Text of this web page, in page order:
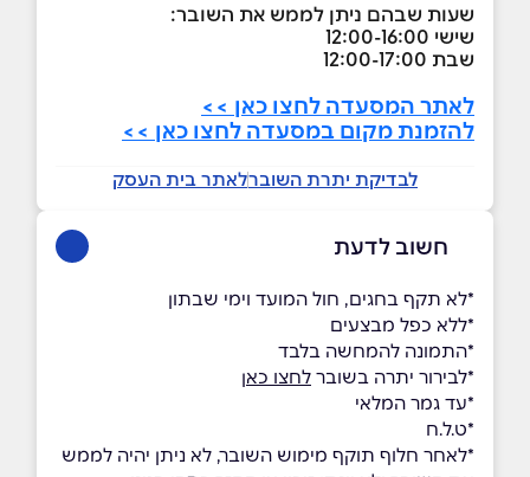
שעות שבהם ניתן לממש את השובר:
שישי 12:00-16:00
שבת 12:00-17:00
לאתר המסעדה לחצו כאן >>
להזמנת מקום במסעדה לחצו כאן >>
לבדיקת יתרת השוברלאתר בית העסק
חשוב לדעת
*לא תקף בחגים, חול המועד וימי שבתון
*ללא כפל מבצעים
*התמונה להמחשה בלבד
*לבירור יתרה בשובר לחצו כאן
*עד גמר המלאי
*ט.ל.ח
*לאחר חלוף תוקף מימוש השובר, לא ניתן יהיה לממש